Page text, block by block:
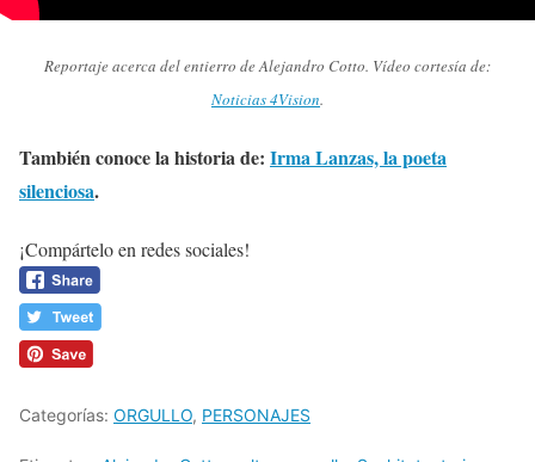
Reportaje acerca del entierro de Alejandro Cotto. Vídeo cortesía de:
Noticias 4Vision.
También conoce la historia de: Irma Lanzas, la poeta
silenciosa.
¡Compártelo en redes sociales!
Categorías: ORGULLO, PERSONAJES